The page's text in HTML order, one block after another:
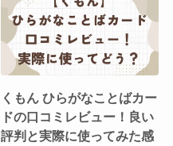
くもん ひらがなことばカー
ドの口コミレビュー！良い
評判と実際に使ってみた感